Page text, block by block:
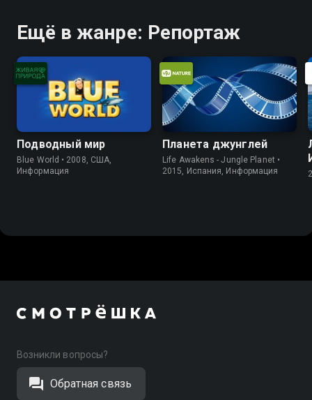
Ещё в жанре: Репортаж
Подводный мир
Blue World • 2008, США,
Информация
Планета джунглей
Life Awakens - Jungle Planet •
2015, Испания, Информация
Возникли вопросы?
Обратная связь